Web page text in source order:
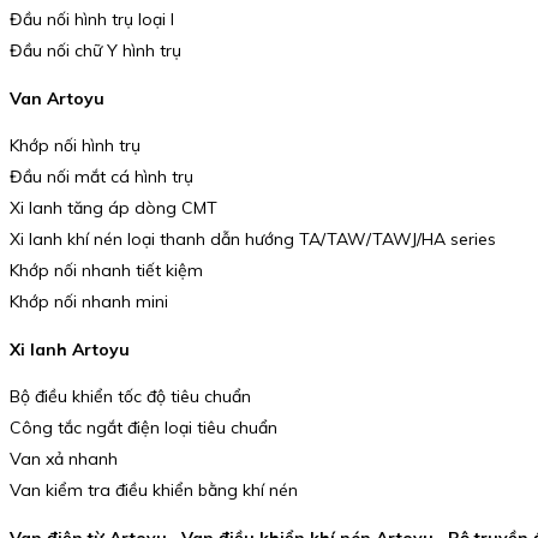
Đầu nối hình trụ loại I
Đầu nối chữ Y hình trụ
Van Artoyu
Khớp nối hình trụ
Đầu nối mắt cá hình trụ
Xi lanh tăng áp dòng CMT
Xi lanh khí nén loại thanh dẫn hướng TA/TAW/TAWJ/HA series
Khớp nối nhanh tiết kiệm
Khớp nối nhanh mini
Xi lanh Artoyu
Bộ điều khiển tốc độ tiêu chuẩn
Công tắc ngắt điện loại tiêu chuẩn
Van xả nhanh
Van kiểm tra điều khiển bằng khí nén